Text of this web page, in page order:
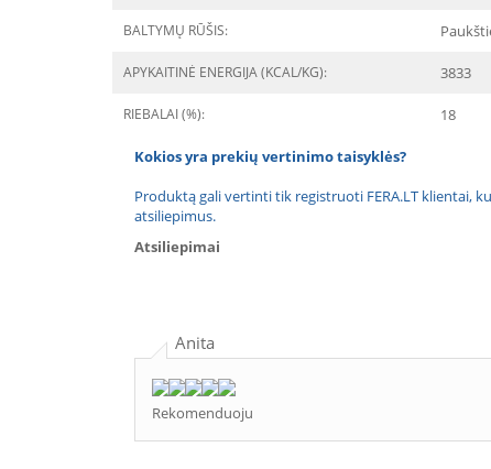
BALTYMŲ RŪŠIS:
APYKAITINĖ ENERGIJA (KCAL/KG): 3833
RIEBALAI (%): 18
Kokios yra prekių vertinimo taisyklės?
Produktą gali vertinti tik registruoti FERA.LT klientai,
atsiliepimus.
Atsiliepimai
Anita
Rekomenduoju